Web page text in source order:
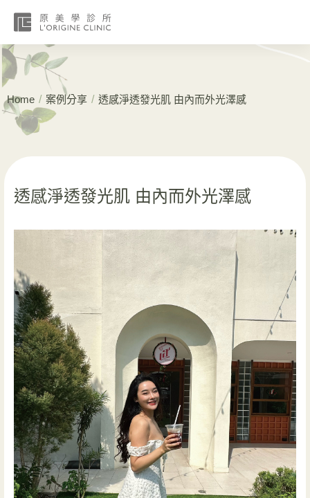
Home / 案例分享 / 透感淨透發光肌 由內而外光澤感
透感淨透發光肌 由內而外光澤感